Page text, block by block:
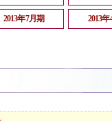
2013年7月期 2013